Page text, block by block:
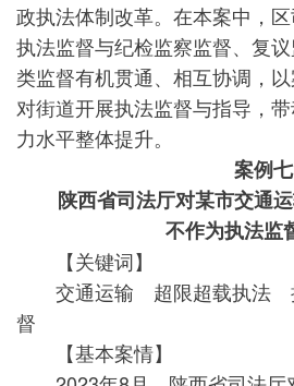
政执法体制改革。在本案中，
执法监督与纪检监察监督、复
类监督有机贯通、相互协调，
对街道开展执法监督与指导，
力水平整体提升。
案例七
陕西省司法厅对某市交通运
不作为执法监
【关键词】
交通运输 超限超载执法
督
【基本案情】